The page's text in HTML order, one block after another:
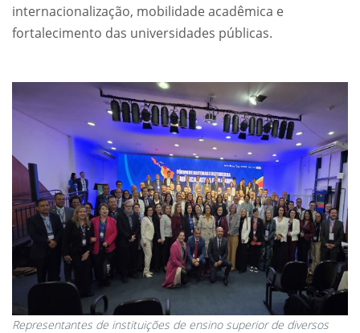
internacionalização, mobilidade acadêmica e
fortalecimento das universidades públicas.
Representantes de instituições de ensino superior de diversos